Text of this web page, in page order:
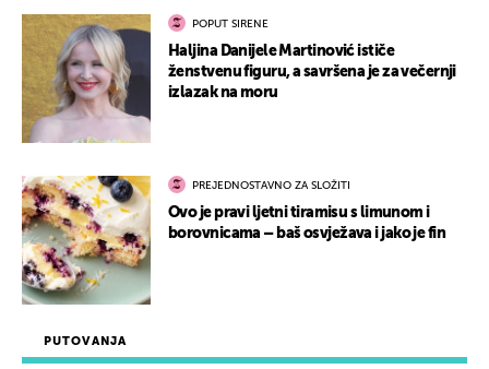
PUTOVANJA
POPUT SIRENE
Haljina Danijele Martinović ističe
ženstvenu figuru, a savršena je za večernji
izlazak na moru
PREJEDNOSTAVNO ZA SLOŽITI
Ovo je pravi ljetni tiramisu s limunom i
borovnicama – baš osvježava i jako je fin